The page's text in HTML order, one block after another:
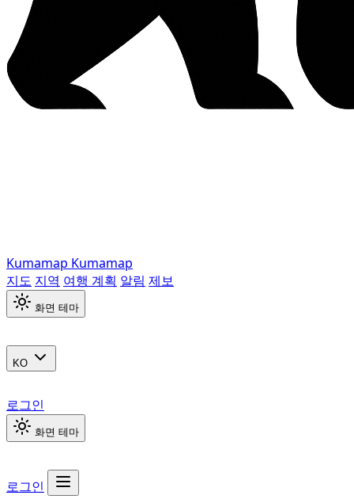
Kumamap Kumamap
지도 지역 여행 계획 알림 제보
화면 테마
KO
로그인
화면 테마
로그인